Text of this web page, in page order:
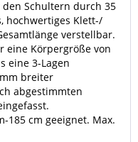
Schultern durch 35
hochwertiges Klett-/
verstellbar.
eine Körpergröße von
eine 3-Lagen
breiter
abgestimmten
185 cm geeignet. Max.